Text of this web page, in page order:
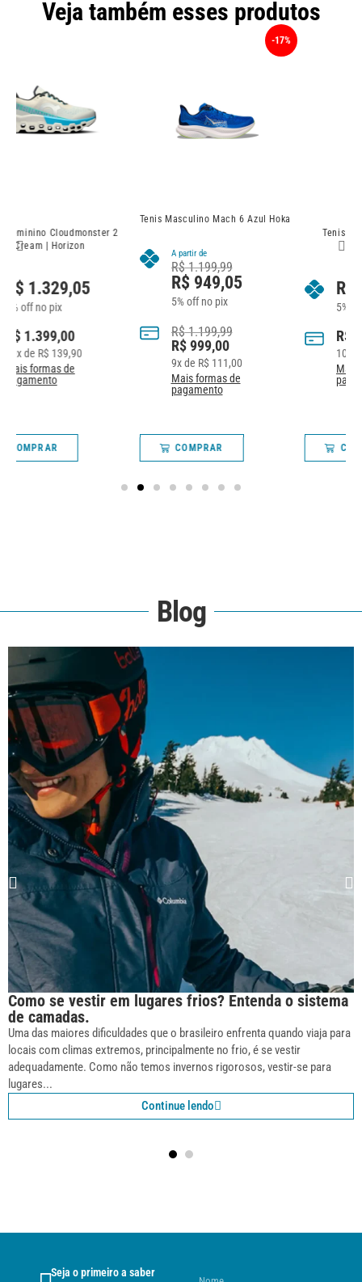
Veja também esses produtos
Tenis Masculino Mach 6 Azul Hoka
R$ 949,05
5% off no pix
R$1.199,99
R$999,00
9x de
Mais formas de
pagamento
R$1.044,05
5% off no pix
R$
10
Mais formas de
pagamento
Blog
Como se vestir em lugares frios? Entenda o sistema
de camadas.
Uma das maiores dificuldades que o brasileiro enfrenta quando viaja para
locais com climas extremos, principalmente no frio, é se vestir
adequadamente. Como não temos invernos rigorosos, vestir-se para
lugares...
Continue lendo
Seja o primeiro a saber